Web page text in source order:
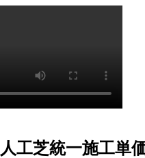
チック感が強くて安っぽ
家庭にもお届けします。
工芝統一施工単